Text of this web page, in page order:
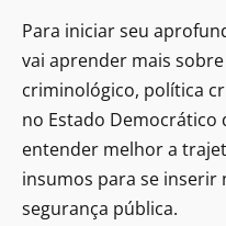
Para iniciar seu
vai aprender mais
criminológico, política
no Estado Democrático
entender melhor a
insumos para se inserir
segurança pública.